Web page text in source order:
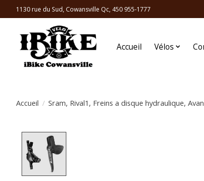
1130 rue du Sud, Cowansville Qc, 450 955-1777
Accueil Vélos
Accueil / Sram, Rival1, Freins a disque hydraulique,